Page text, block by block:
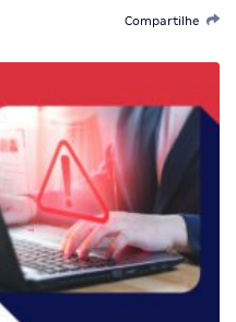
Compartilhe